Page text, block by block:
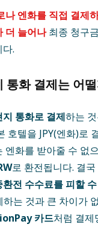
나 엔화를 직접 결제
더 늘어나최종 청구
.
통화 결제는 어
지 통화로 결제하는
호텔을 JPY(엔화)로
엔화를 받아줄 수 없
로 환전됩니다. 결국
전 수수료를 피할
하는 것과 큰 차이가
카드처럼 결제